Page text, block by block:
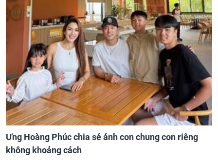
Ưng Hoàng Phúc chia sẻ ảnh con chung con riêng
không khoảng cách